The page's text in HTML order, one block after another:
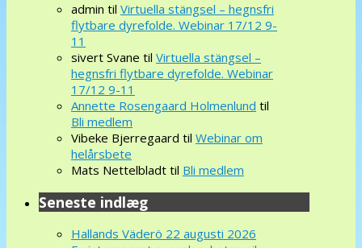
admin til Virtuella stängsel – hegnsfri
flytbare dyrefolde. Webinar 17/12 9-
11
sivert Svane til Virtuella stängsel –
hegnsfri flytbare dyrefolde. Webinar
17/12 9-11
Annette Rosengaard Holmenlund til
Bli medlem
Vibeke Bjerregaard til Webinar om
helårsbete
Mats Nettelbladt til Bli medlem
Seneste indlæg
Hallands Väderö 22 augusti 2026